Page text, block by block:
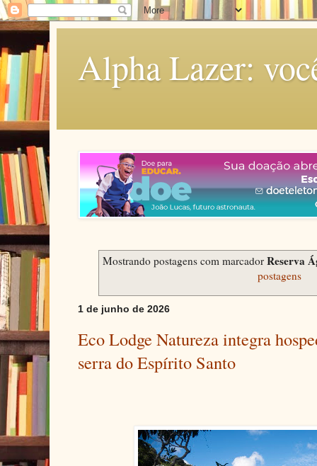
Alpha Lazer:
Mostrando postagens com marcador Reserva
postagens
1 de junho de 2026
Eco Lodge Natureza integra
serra do Espírito Santo